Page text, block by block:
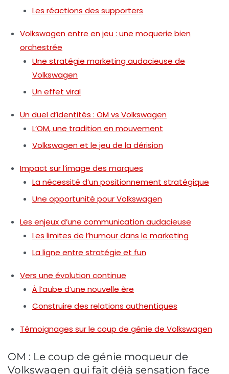
Les réactions des supporters
Volkswagen entre en jeu : une moquerie bien
orchestrée
Une stratégie marketing audacieuse de
Volkswagen
Un effet viral
Un duel d’identités : OM vs Volkswagen
L’OM, une tradition en mouvement
Volkswagen et le jeu de la dérision
Impact sur l’image des marques
La nécessité d’un positionnement stratégique
Une opportunité pour Volkswagen
Les enjeux d’une communication audacieuse
Les limites de l’humour dans le marketing
La ligne entre stratégie et fun
Vers une évolution continue
À l’aube d’une nouvelle ère
Construire des relations authentiques
Témoignages sur le coup de génie de Volkswagen
OM : Le coup de génie moqueur de
Volkswagen qui fait déjà sensation face